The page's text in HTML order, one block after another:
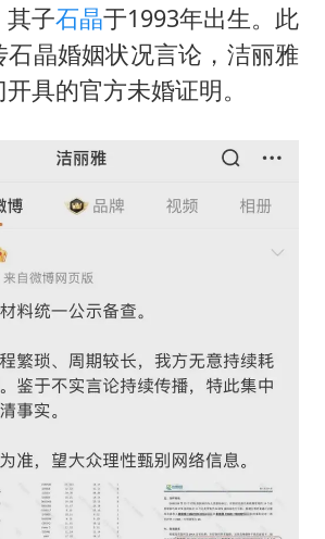
其子石晶于1993年出生。此
石晶婚姻状况言论，洁丽雅
具的官方未婚证明。